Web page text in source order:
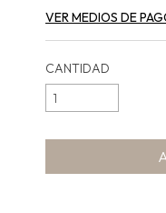
VER MEDIOS DE
CANTIDAD